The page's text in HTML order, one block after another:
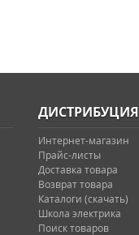
ДИСТРИБУЦИЯ
Интернет-магазин
Прайс-листы
Доставка товара
Возврат товара
Каталоги (скачать)
Школа электрика
Поиск товаров